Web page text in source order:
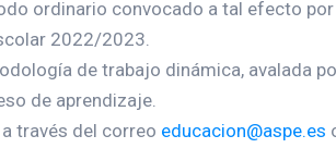
ordinario convocado a tal efecto
2022/2023.
de trabajo dinámica, avalada
de aprendizaje.
través del correo educacion@aspe.es